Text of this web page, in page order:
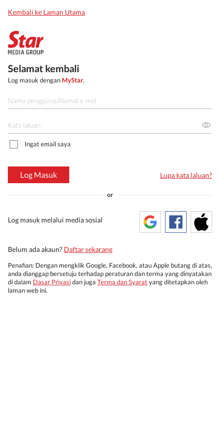
Kembali ke Laman Utama
Selamat kembali
Log masuk dengan MyStar.
Ingat email saya
Log Masuk Lupa kata laluan?
or
Log masuk melalui media sosial
Belum ada akaun? Daftar sekarang
Penafian: Dengan mengklik Google, Facebook, atau Apple butang di atas,
anda dianggap bersetuju terhadap peraturan dan terma yang dinyatakan
di dalam Dasar Privasidan juga Terma dan Syaratyang ditetapkan oleh
laman web ini.